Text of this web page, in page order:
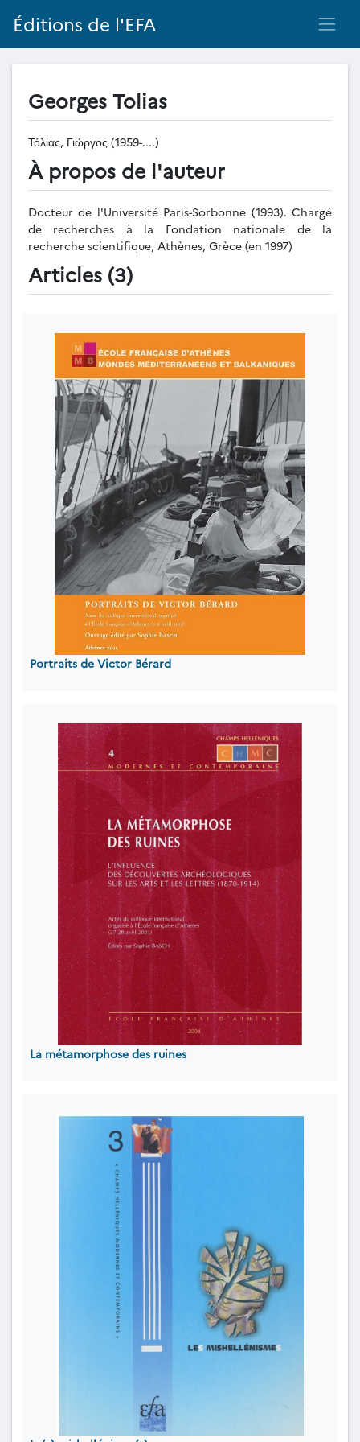
Éditions de l'EFA
Georges Tolias
Τόλιας, Γιώργος (1959-....)
À propos de l'auteur
Docteur de l'Université Paris-Sorbonne (1993). Chargé
de recherches à la Fondation nationale de la
recherche scientifique, Athènes, Grèce (en 1997)
Articles (3)
Portraits de Victor Bérard
La métamorphose des ruines